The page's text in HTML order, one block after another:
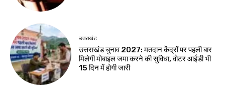
उत्तराखंड
उत्तराखंड चुनाव 2027: मतदान केंद्रों पर पहली बार
मिलेगी मोबाइल जमा करने की सुविधा, वोटर आईडी भी
15 दिन में होगी जारी